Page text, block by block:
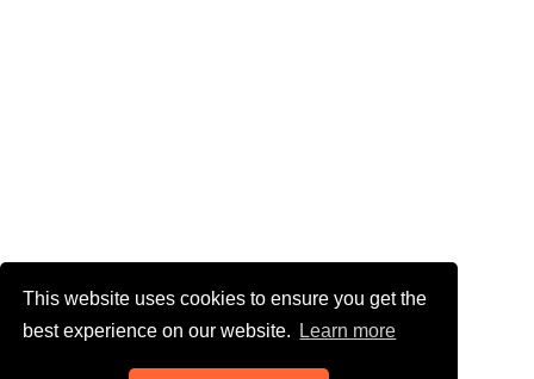
This website uses cookies to ensure you get the
best experience on our website.
Learn more